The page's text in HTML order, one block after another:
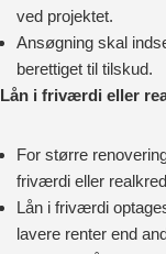
ved projektet.
Ansøgning skal
berettiget til tilskud.
Lån i friværdi eller
For større
friværdi eller
Lån i friværdi
lavere renter end